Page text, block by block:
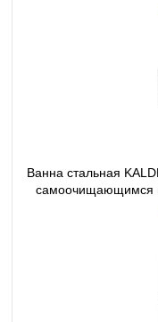
Ванна стальная
самоочищающимся